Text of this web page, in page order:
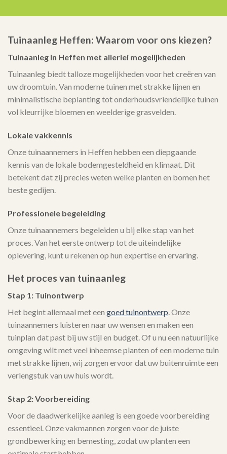
Tuinaanleg Heffen: Waarom voor ons kiezen?
Tuinaanleg in Heffen met allerlei mogelijkheden
Tuinaanleg biedt talloze mogelijkheden voor het creëren van
uw droomtuin. Van moderne tuinen met strakke lijnen en
minimalistische beplanting tot onderhoudsvriendelijke tuinen
vol kleurrijke bloemen en weelderige grasvelden.
Lokale vakkennis
Onze tuinaannemers in Heffen hebben een diepgaande
kennis van de lokale bodemgesteldheid en klimaat. Dit
betekent dat zij precies weten welke planten en bomen het
beste gedijen.
Professionele begeleiding
Onze tuinaannemers begeleiden u bij elke stap van het
proces. Van het eerste ontwerp tot de uiteindelijke
oplevering, kunt u rekenen op hun expertise en ervaring.
Het proces van tuinaanleg
Stap 1: Tuinontwerp
Het begint allemaal met een goed tuinontwerp. Onze
tuinaannemers luisteren naar uw wensen en maken een
tuinplan dat past bij uw stijl en budget. Of u nu een natuurlijke
omgeving wilt met veel inheemse planten of een moderne tuin
met strakke lijnen, wij zorgen ervoor dat uw buitenruimte een
verlengstuk van uw huis wordt.
Stap 2: Voorbereiding
Voor de daadwerkelijke aanleg is een goede voorbereiding
essentieel. Onze vakmannen zorgen voor de juiste
grondbewerking en bemesting, zodat uw planten een